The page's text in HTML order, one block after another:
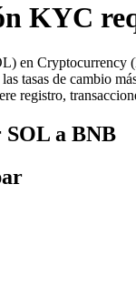
KYC
en Cryptocurrency
tasas de cambio
registro,
a BNB